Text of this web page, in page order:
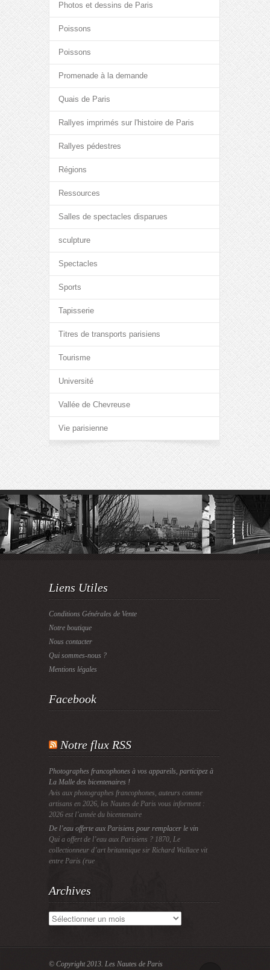
Photos et dessins de Paris
Poissons
Poissons
Promenade à la demande
Quais de Paris
Rallyes imprimés sur l'histoire de Paris
Rallyes pédestres
Régions
Ressources
Salles de spectacles disparues
sculpture
Spectacles
Sports
Tapisserie
Titres de transports parisiens
Tourisme
Université
Vallée de Chevreuse
Vie parisienne
Liens Utiles
Conditions Générales de Vente
Notre boutique
Nous contacter
Qui sommes-nous ?
Mentions légales
Facebook
Notre flux RSS
Photographes francophones à vos appareils, participez à
La Malle des bicentenaires !
Avis aux photographes francophones, auteurs comme
artisans en 2026, les Nautes de Paris vous informent :
2026 est l’année du bicentenaire
De l’eau offerte aux Parisiens pour remplacer le vin
Qui a offert de l’eau aux Parisiens ? 1870, Le
collectionneur d’art britannique sir Richard Wallace vit
entre Paris (rue
Archives
Archives
© Copyright 2013. Les Nautes de Paris